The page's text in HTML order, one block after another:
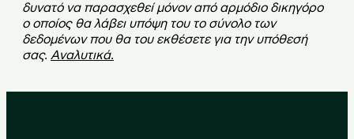
δυνατό να παρασχεθεί μόνον από αρμόδιο δικηγόρο
ο οποίος θα λάβει υπόψη του το σύνολο των
δεδομένων που θα του εκθέσετε για την υπόθεσή
σας. Αναλυτικά.